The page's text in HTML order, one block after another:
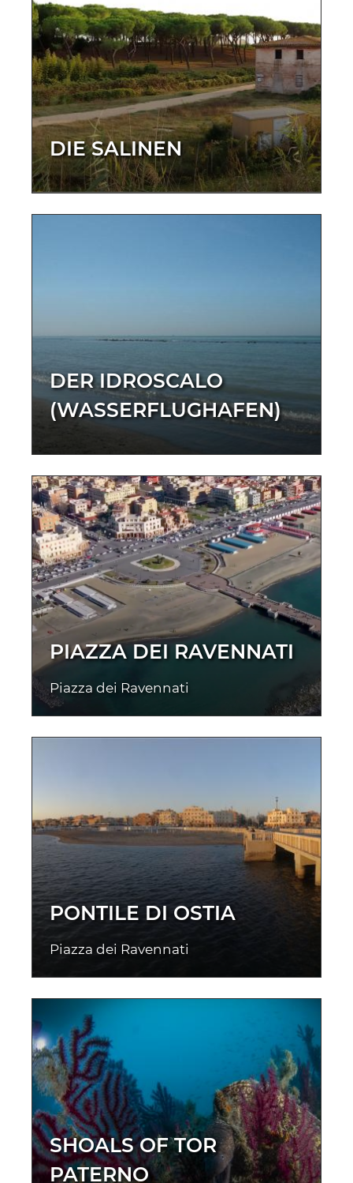
DIE SALINEN
DER IDROSCALO
(WASSERFLUGHAFEN)
PIAZZA DEI RAVENNATI
Piazza dei Ravennati
PONTILE DI OSTIA
Piazza dei Ravennati
SHOALS OF TOR
PATERNO